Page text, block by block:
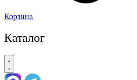
Корзина
Каталог